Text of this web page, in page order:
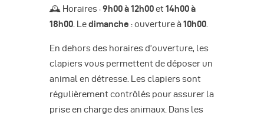
🕰️ Horaires :9h00 à 12h00et14h00 à
18h00 . Ledimanche : ouverture à10h00
En dehors des horaires d’ouverture, les
clapiers vous permettent de déposer un
animal en détresse. Les clapiers sont
régulièrement contrôlés pour assurer la
prise en charge des animaux. Dans les